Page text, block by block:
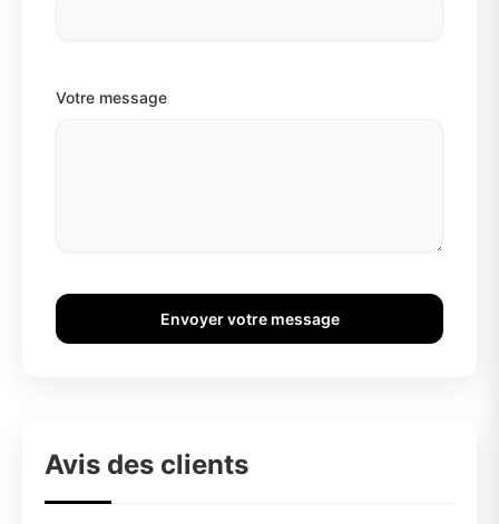
Votre message
Envoyer votre message
Avis des clients